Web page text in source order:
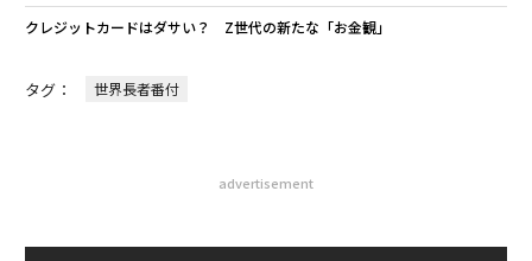
クレジットカードはダサい？ Z世代の新たな「お金観」
タグ： 世界長者番付
advertisement